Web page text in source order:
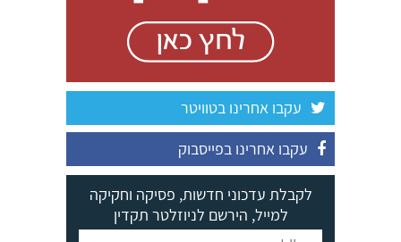
עקבו אחרינו בטוויטר
עקבו אחרינו בפייסבוק
לקבלת עדכוני חדשות, פסיקה וחקיקה
למייל, הירשם לניוזלטר תקדין